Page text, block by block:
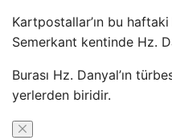
Kartpostallar’ın bu
Semerkant kentinde Hz.
Burası Hz. Danyal’ın
yerlerden biridir.